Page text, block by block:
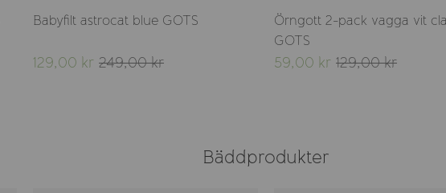
Babyfilt astrocat blue GOTS
129,00 kr 249,00 kr
Örngott 2-pack vagga vit
GOTS
59,00 kr 129,00 kr
Bäddprodukter